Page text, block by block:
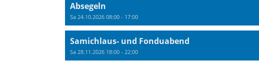
Absegeln
Sa 24.10.2026 08:00 - 17:00
Samichlaus- und Fonduabend
Sa 28.11.2026 18:00 - 22:00